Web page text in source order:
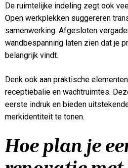
De ruimtelijke indeling zegt ook
Open werkplekken suggereren
samenwerking. Afgesloten
wandbespanning laten zien dat je
belangrijk vindt.
Denk ook aan praktische
receptiebalie en wachtruimtes.
eerste indruk en bieden
merkidentiteit te tonen.
Hoe plan je